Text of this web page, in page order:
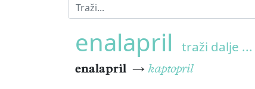
enalapril traži dalje ...
enalapril → kaptopril